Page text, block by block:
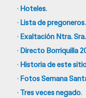
· Hoteles.
· Lista de pregoneros.
· Exaltación Ntra.
· Directo Borriquilla
· Historia de este
· Fotos Semana
· Tres veces negado.